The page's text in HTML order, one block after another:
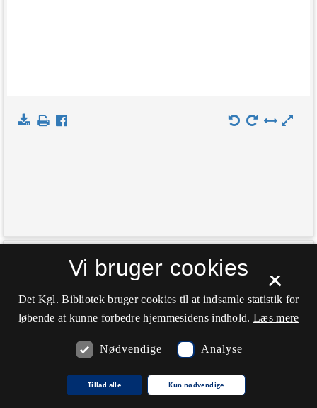
Indlæs kort
×
Vi bruger cookies
Det Kgl. Bibliotek bruger cookies til at indsamle statistik for
løbende at kunne forbedre hjemmesidens indhold. Læs mere
Nødvendige Analyse
Tillad alle Kun nødvendige